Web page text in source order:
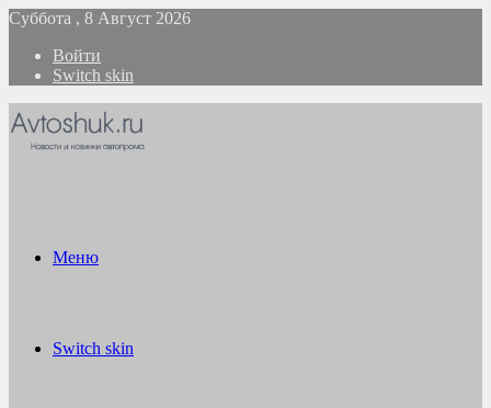
Суббота , 8 Август 2026
Войти
Switch skin
Меню
Switch skin